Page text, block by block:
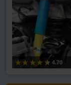
4.70